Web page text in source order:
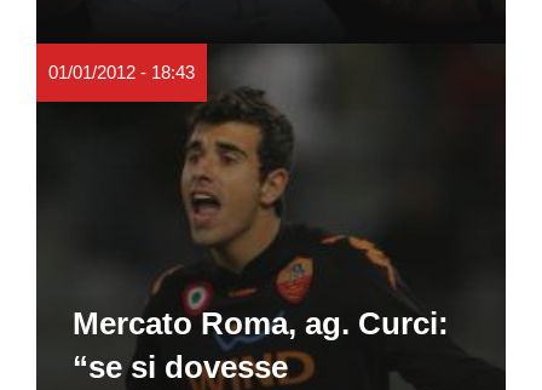
01/01/2012 - 18:43
Mercato Roma, ag. Curci:
“se si dovesse